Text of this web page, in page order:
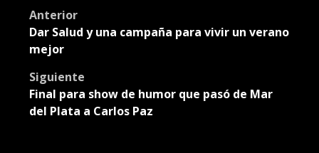
Post
navigation
Anterior
Dar Salud y una campaña para vivir un verano
mejor
Siguiente
Final para show de humor que pasó de Mar
del Plata a Carlos Paz